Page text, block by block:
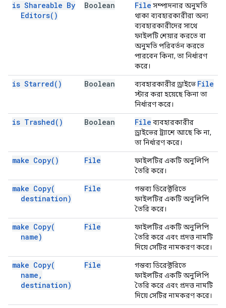
is Shareable By
Editors( )
Boolean File সম্পাদনার অনুমতি
থাকা ব্যবহারকারীরা অন্য
ব্যবহারকারীদের সাথে
ফাইলটি শেয়ার করতে বা
অনুমতি পরিবর্তন করতে
পারবেন কিনা, তা নির্ধারণ
করে।
is Starred( ) Boolean ব্যবহারকারীর ড্রাইভে File
স্টার করা হয়েছে কিনা তা
নির্ধারণ করে।
is Trashed( ) Boolean File ব্যবহারকারীর
ড্রাইভের ট্র্যাশে আছে কি না,
তা নির্ধারণ করে।
make Copy( ) File
ফাইলটির একটি অনুলিপি
তৈরি করে।
make Copy(
destination)
File
গন্তব্য ডিরেক্টরিতে
ফাইলটির একটি অনুলিপি
তৈরি করে।
make Copy(
name)
File
ফাইলটির একটি অনুলিপি
তৈরি করে এবং প্রদত্ত নামটি
দিয়ে সেটির নামকরণ করে।
make Copy(
name ,
destination)
File
গন্তব্য ডিরেক্টরিতে
ফাইলটির একটি অনুলিপি
তৈরি করে এবং প্রদত্ত নামটি
দিয়ে সেটির নামকরণ করে।